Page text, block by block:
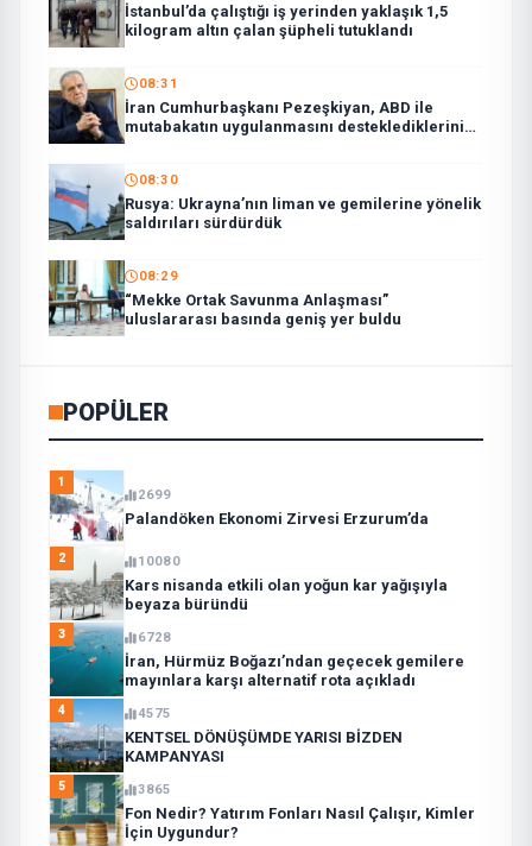
İstanbul’da çalıştığı iş yerinden yaklaşık 1,5
kilogram altın çalan şüpheli tutuklandı
08:31
İran Cumhurbaşkanı Pezeşkiyan, ABD ile
mutabakatın uygulanmasını desteklediklerini
08:30
Rusya: Ukrayna’nın liman ve gemilerine yönelik
saldırıları sürdürdük
08:29
“Mekke Ortak Savunma Anlaşması”
uluslararası basında geniş yer buldu
POPÜLER
1
2699
Palandöken Ekonomi Zirvesi Erzurum’da
2 10080
Kars nisanda etkili olan yoğun kar yağışıyla
beyaza büründü
3 6728
İran, Hürmüz Boğazı’ndan geçecek gemilere
mayınlara karşı alternatif rota açıkladı
4 4575
KENTSEL DÖNÜŞÜMDE YARISI BİZDEN
KAMPANYASI
5 3865
Fon Nedir? Yatırım Fonları Nasıl Çalışır, Kimler
İçin Uygundur?